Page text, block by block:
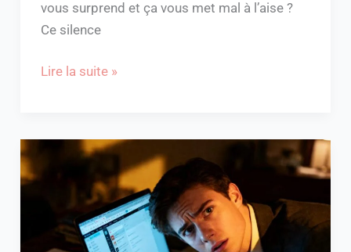
vous surprend et ça vous met mal à l’aise ?
Ce silence
Lire la suite »
Découvrez
guide